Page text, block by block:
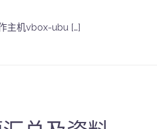
主机vbox-ubu […]